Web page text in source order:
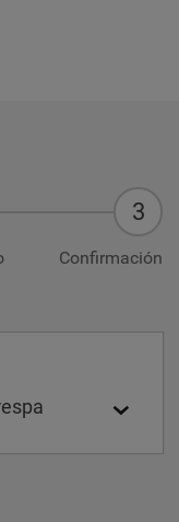
Confirmación